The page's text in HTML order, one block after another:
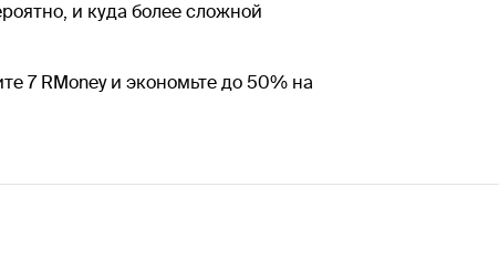
и куда более сложной
7 RMoney и экономьте до 50% на